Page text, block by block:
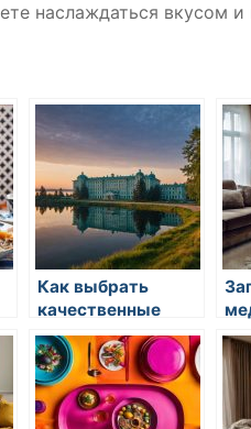
наслаждаться вкусом и
Как выбрать
качественные
специи